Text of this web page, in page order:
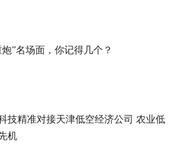
”名场面，你记得几个？
技精准对接天津低空经济公司 农业低
机